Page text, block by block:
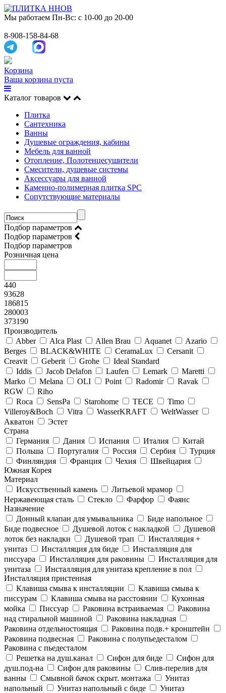
Мы работаем Пн-Вс: с 10-00 до 20-00
8-908-158-84-68
Корзина
Ваша корзина пуста
Каталог товаров
Плитка
Сантехника
Ванны
Душевые ограждения, кабины
Мебель для ванной
Отопление, Полотенцесушители
Смесители, душевые системы
Аксессуары для ванной
Каменно-полимерная плитка SPC
Сопутствующие материалы
Подбор параметров
Подбор параметров
Подбор параметров
Розничная цена
440
93628
186815
280003
373190
Производитель
Abber
Alca Plast Allen Brau Aquanet
Azario
Berges
BLACK&WHITE CeramaLux
Cersanit
Creavit
Geberit Grohe
Ideal Standard
Iddis
Jacob Delafon Laufen Lemark
Maretti
Marko
Melana OLI Point Radomir
Ravak
RGW
Riho
Roca
SensPa Starohome TECE
Timo
Villeroy&Boсh
Vitra WasserKRAFT
WeltWasser
Акватон
Эстет
Страна
Германия
Дания Испания Италия
Китай
Польша
Португалия Россия Сербия
Турция
Финляндия
Франция Чехия
Швейцария
Южная Корея
Материал
Искусственный камень
Литьевой мрамор
Нержавеющая сталь
Стекло Фарфор
Фаянс
Назначение
Донный клапан для умывальника
Биде напольное
Биде подвесное
Душевой лоток с накладкой
Душевой
лоток без накладки
Душевой трап
Инсталляция +
унитаз
Инсталляция для биде
Инсталляция для
писсуара
Инсталляция для раковины
Инсталляция для
унитаза
Инсталляция для унитаза крепление в пол
Инсталляция пристенная
Клавиша смыва к инсталляции
Клавиша смыва к
писсурам
Клавиша смыва на расстоянии
Кухонная
мойка
Писсуар Раковина встраиваемая
Раковина
над стиральной машиной
Раковина накладная
Раковина отдельностоящая
Раковина подв.+ кронштейн
Раковина подвесная
Раковина с полупьедесталом
Раковина с пьедесталом
Решетка на душ.канал
Сифон для биде
Сифон для
душ.под-на
Сифон для раковины
Слив-перелив для
ванны
Смывной бачок скрыт. монтажа
Унитаз
напольный
Унитаз напольный с биде
Унитаз